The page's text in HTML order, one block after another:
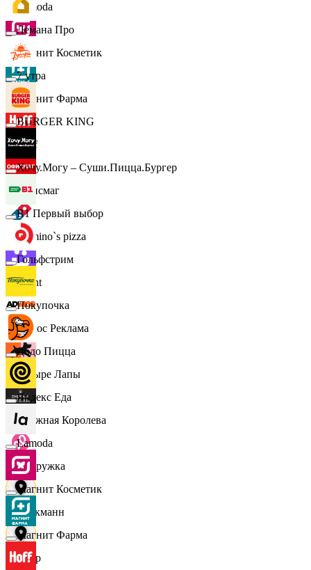
Lamoda
Магнит Косметик
Магнит Фарма
Hoff
Офисмаг
Domino`s pizza
Urent
Эдмос Реклама
Четыре Лапы
Снежная Королева
Подружка
Стокманн
Cпар
Лемана Про
7 утра
BURGER KING
Хочу.Могу – Суши.Пицца.Бургер
B1 Первый выбор
Гольфстрим
Покупочка
Додо Пицца
Яндекс Еда
Lamoda
Магнит Косметик
Магнит Фарма